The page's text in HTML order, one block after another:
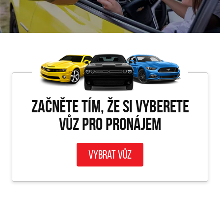
Začněte tím, že si vyberete
vůz pro PRONÁJEM
Vybrat vůz